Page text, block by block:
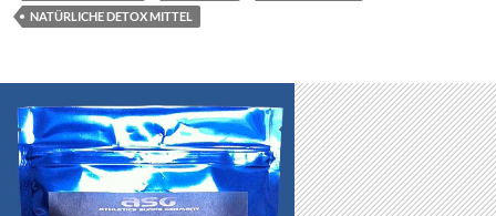
NATÜRLICHE DETOX MITTEL